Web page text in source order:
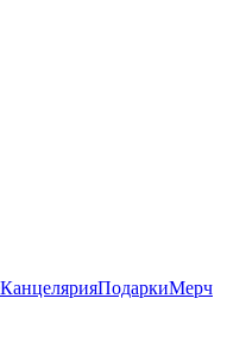
КанцелярияПодаркиМерч